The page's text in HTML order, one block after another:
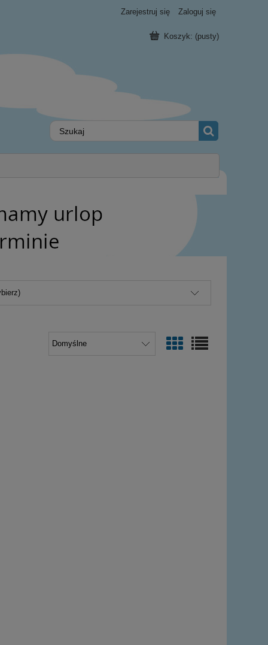
Zarejestruj się Zaloguj się
Koszyk: (pusty)